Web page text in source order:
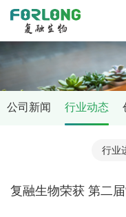
公司新闻 行业动态
行业
复融生物荣获 第二